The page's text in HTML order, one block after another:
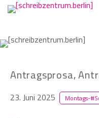
Antragsprosa,
23. Juni 2025 Montags-